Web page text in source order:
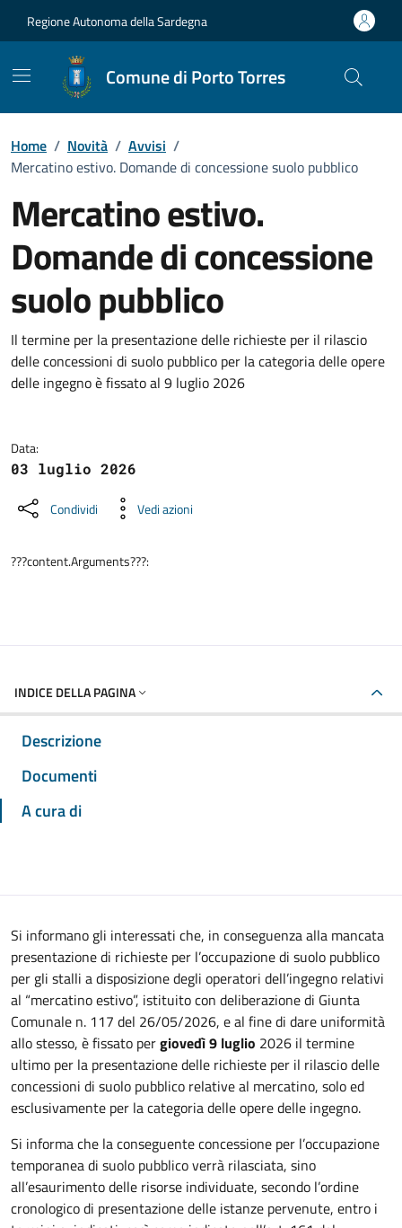
Regione Autonoma della Sardegna
Comune di Porto Torres
Home / Novità / Avvisi /
Mercatino estivo. Domande di concessione suolo pubblico
Mercatino estivo.
Domande di concessione
suolo pubblico
Dettagli della notizia
Il termine per la presentazione delle richieste per il rilascio
delle concessioni di suolo pubblico per la categoria delle opere
delle ingegno è fissato al 9 luglio 2026
Data:
03 luglio 2026
Condividi Vedi azioni
???content.Arguments???:
INDICE DELLA PAGINA
Descrizione
Documenti
A cura di
Si informano gli interessati che, in conseguenza alla mancata
presentazione di richieste per l’occupazione di suolo pubblico
per gli stalli a disposizione degli operatori dell’ingegno relativi
al “mercatino estivo”, istituito con deliberazione di Giunta
Comunale n. 117 del 26/05/2026, e al fine di dare uniformità
allo stesso, è fissato pergiovedì 9 luglio 2026 il termine
ultimo per la presentazione delle richieste per il rilascio delle
concessioni di suolo pubblico relative al mercatino, solo ed
esclusivamente per la categoria delle opere delle ingegno.
Si informa che la conseguente concessione per l’occupazione
temporanea di suolo pubblico verrà rilasciata, sino
all’esaurimento delle risorse individuate, secondo l’ordine
cronologico di presentazione delle istanze pervenute, entro i